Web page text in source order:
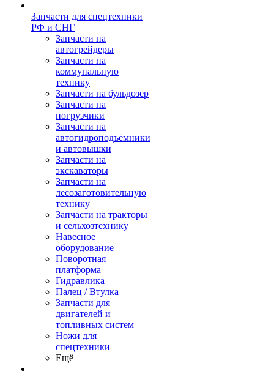
Запчасти для спецтехники
РФ и СНГ
Запчасти на
автогрейдеры
Запчасти на
коммунальную
технику
Запчасти на бульдозер
Запчасти на
погрузчики
Запчасти на
автогидроподъёмники
и автовышки
Запчасти на
экскаваторы
Запчасти на
лесозаготовительную
технику
Запчасти на тракторы
и сельхозтехнику
Навесное
оборудование
Поворотная
платформа
Гидравлика
Палец / Втулка
Запчасти для
двигателей и
топливных систем
Ножи для
спецтехники
Ещё